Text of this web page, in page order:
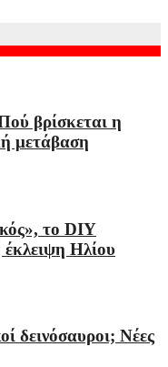
βρίσκεται η
μετάβαση
το DIY
έκλειψη Ηλίου
δεινόσαυροι; Νέες